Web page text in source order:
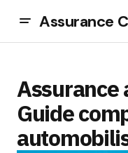
Assurance
Assurance
Guide